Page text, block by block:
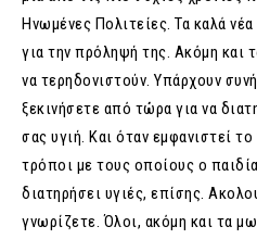
Ηνωμένες Πολιτείες. Τα καλά
για την πρόληψή της. Ακόμη και
να τερηδονιστούν. Υπάρχουν
ξεκινήσετε από τώρα για να
σας υγιή. Και όταν εμφανιστεί
τρόποι με τους οποίους ο
διατηρήσει υγιές, επίσης.
γνωρίζετε. Όλοι, ακόμη και τα